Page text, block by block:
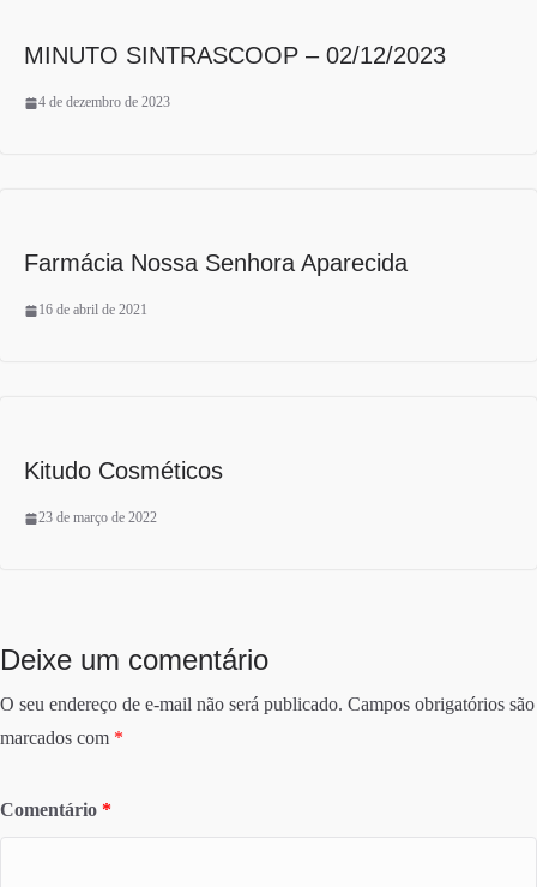
MINUTO SINTRASCOOP – 02/12/2023
4 de dezembro de 2023
Farmácia Nossa Senhora Aparecida
16 de abril de 2021
Kitudo Cosméticos
23 de março de 2022
Deixe um comentário
O seu endereço de e-mail não será publicado. Campos obrigatórios são
marcados com *
Comentário *